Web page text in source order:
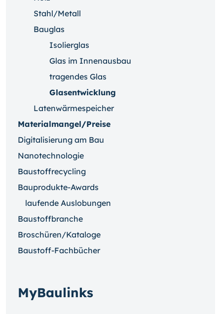
Stahl/Metall
Bauglas
Isolierglas
Glas im Innenausbau
tragendes Glas
Glasentwicklung
Latenwärmespeicher
Materialmangel/Preise
Digitalisierung am Bau
Nanotechnologie
Baustoffrecycling
Bauprodukte-Awards
laufende Auslobungen
Baustoffbranche
Broschüren/Kataloge
Baustoff-Fachbücher
MyBaulinks